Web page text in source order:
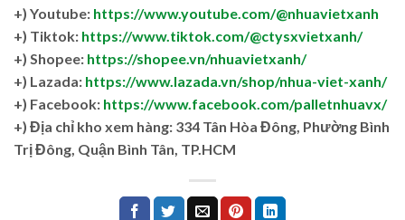
+) Youtube: https://www.youtube.com/@nhuavietxanh
+) Tiktok: https://www.tiktok.com/@ctysxvietxanh/
+) Shopee: https://shopee.vn/nhuavietxanh/
+) Lazada: https://www.lazada.vn/shop/nhua-viet-xanh/
+) Facebook: https://www.facebook.com/palletnhuavx/
+) Địa chỉ kho xem hàng: 334 Tân Hòa Đông, Phường Bình
Trị Đông, Quận Bình Tân, TP.HCM